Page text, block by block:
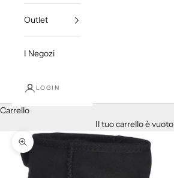
Outlet
I Negozi
LOGIN
Carrello
Il tuo carrello è vuoto
Ingrandisci immagine